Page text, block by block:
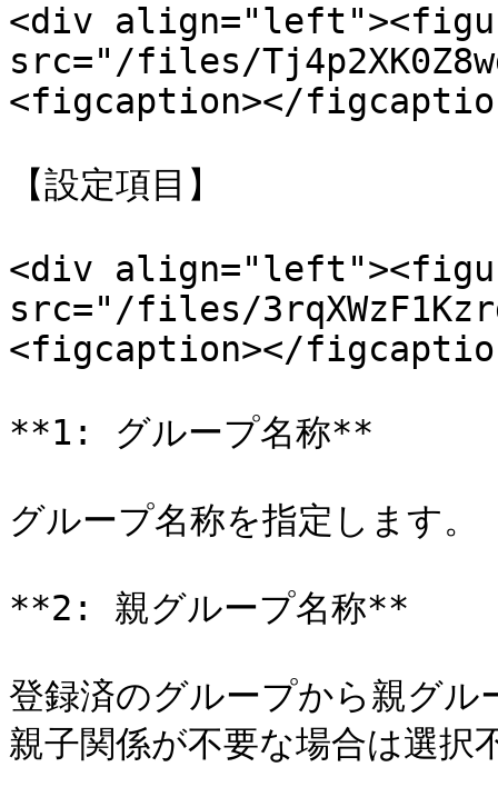
<div
src="/files/
<figcaption></
【設定項目】
<div
src="/files/
<figcaption></
**1: グループ名称**
グループ名称を指定します。
**2: 親グループ名称**
登録済のグループから親グ
親子関係が不要な場合は選択